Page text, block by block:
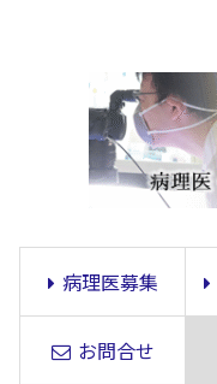
病理医募集
お問合せ